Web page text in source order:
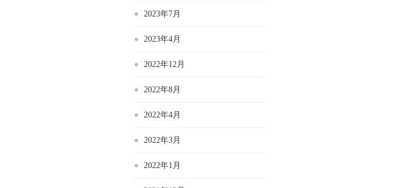
2023年7月
2023年4月
2022年12月
2022年8月
2022年4月
2022年3月
2022年1月